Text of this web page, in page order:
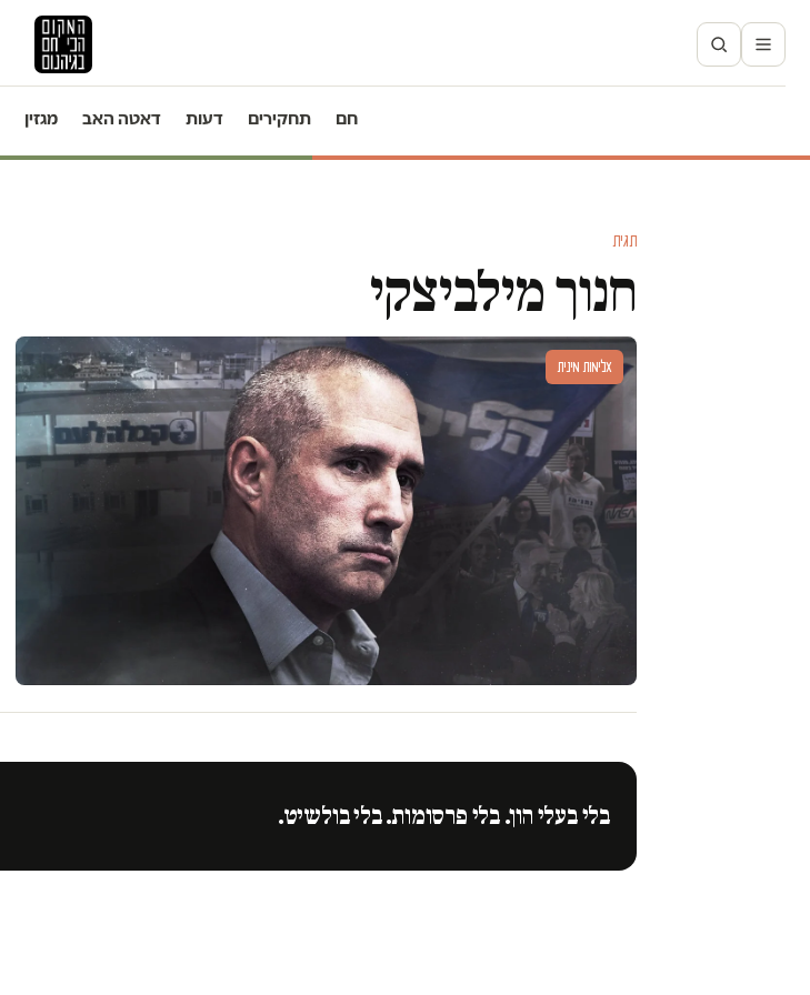
חם תחקירים דעות דאטה האב מגזין
תגית
חנוך מילביצקי
אלימות מינית
בלי בעלי הון. בלי פרסומות. בלי בולשיט.